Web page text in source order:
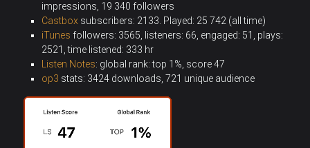
impressions, 19 340 followers
Castbox subscribers: 2133. Played: 25 742 (all time)
iTunes followers: 3565, listeners: 66, engaged: 51, plays:
2521, time listened: 333 hr
Listen Notes: global rank: top 1%, score 47
op3 stats: 3424 downloads, 721 unique audience